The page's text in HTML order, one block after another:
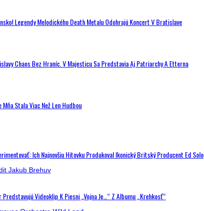
Legendy Melodického Death Metalu Odohrajú Koncert V Bratislave
Chaos Bez Hraníc. V Majesticu Sa Predstavia Aj Patriarchy A Etterna
Stala Viac Než Len Hudbou
Ich Najnovšiu Hitovku Produkoval Ikonický Britský Producent Ed Solo
Predstavujú Videoklip K Piesni „Vojna Je…“ Z Albumu „Krehkosť“